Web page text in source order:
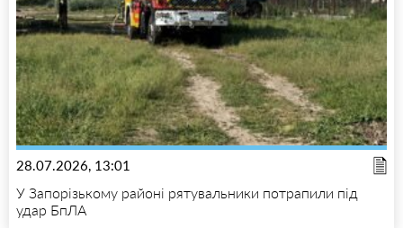
28.07.2026, 13:01
У Запорізькому районі рятувальники потрапили під
удар БпЛА